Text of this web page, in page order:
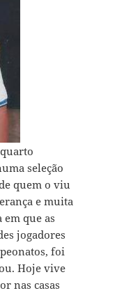
seleção
quem o viu
e muita
em que as
jogadores
foi
Hoje vive
nas casas